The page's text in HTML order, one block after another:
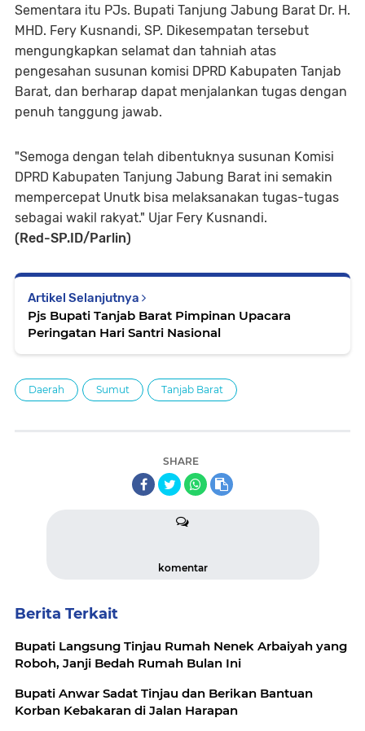
Sementara itu PJs. Bupati Tanjung Jabung Barat Dr. H.
MHD. Fery Kusnandi, SP. Dikesempatan tersebut
mengungkapkan selamat dan tahniah atas
pengesahan susunan komisi DPRD Kabupaten Tanjab
Barat, dan berharap dapat menjalankan tugas dengan
penuh tanggung jawab.
"Semoga dengan telah dibentuknya susunan Komisi
DPRD Kabupaten Tanjung Jabung Barat ini semakin
mempercepat Unutk bisa melaksanakan tugas-tugas
sebagai wakil rakyat." Ujar Fery Kusnandi.
(Red-SP.ID/Parlin)
Artikel Selanjutnya
Pjs Bupati Tanjab Barat Pimpinan Upacara
Peringatan Hari Santri Nasional
Daerah Sumut Tanjab Barat
SHARE
komentar
Berita Terkait
Bupati Langsung Tinjau Rumah Nenek Arbaiyah yang
Roboh, Janji Bedah Rumah Bulan Ini
Bupati Anwar Sadat Tinjau dan Berikan Bantuan
Korban Kebakaran di Jalan Harapan